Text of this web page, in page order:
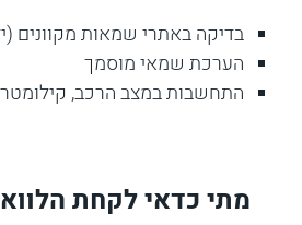
בדיקה באתרי שמאות מקוונים (יד2,
הערכת שמאי מוסמך
התחשבות במצב הרכב,
מתי כדאי לקחת